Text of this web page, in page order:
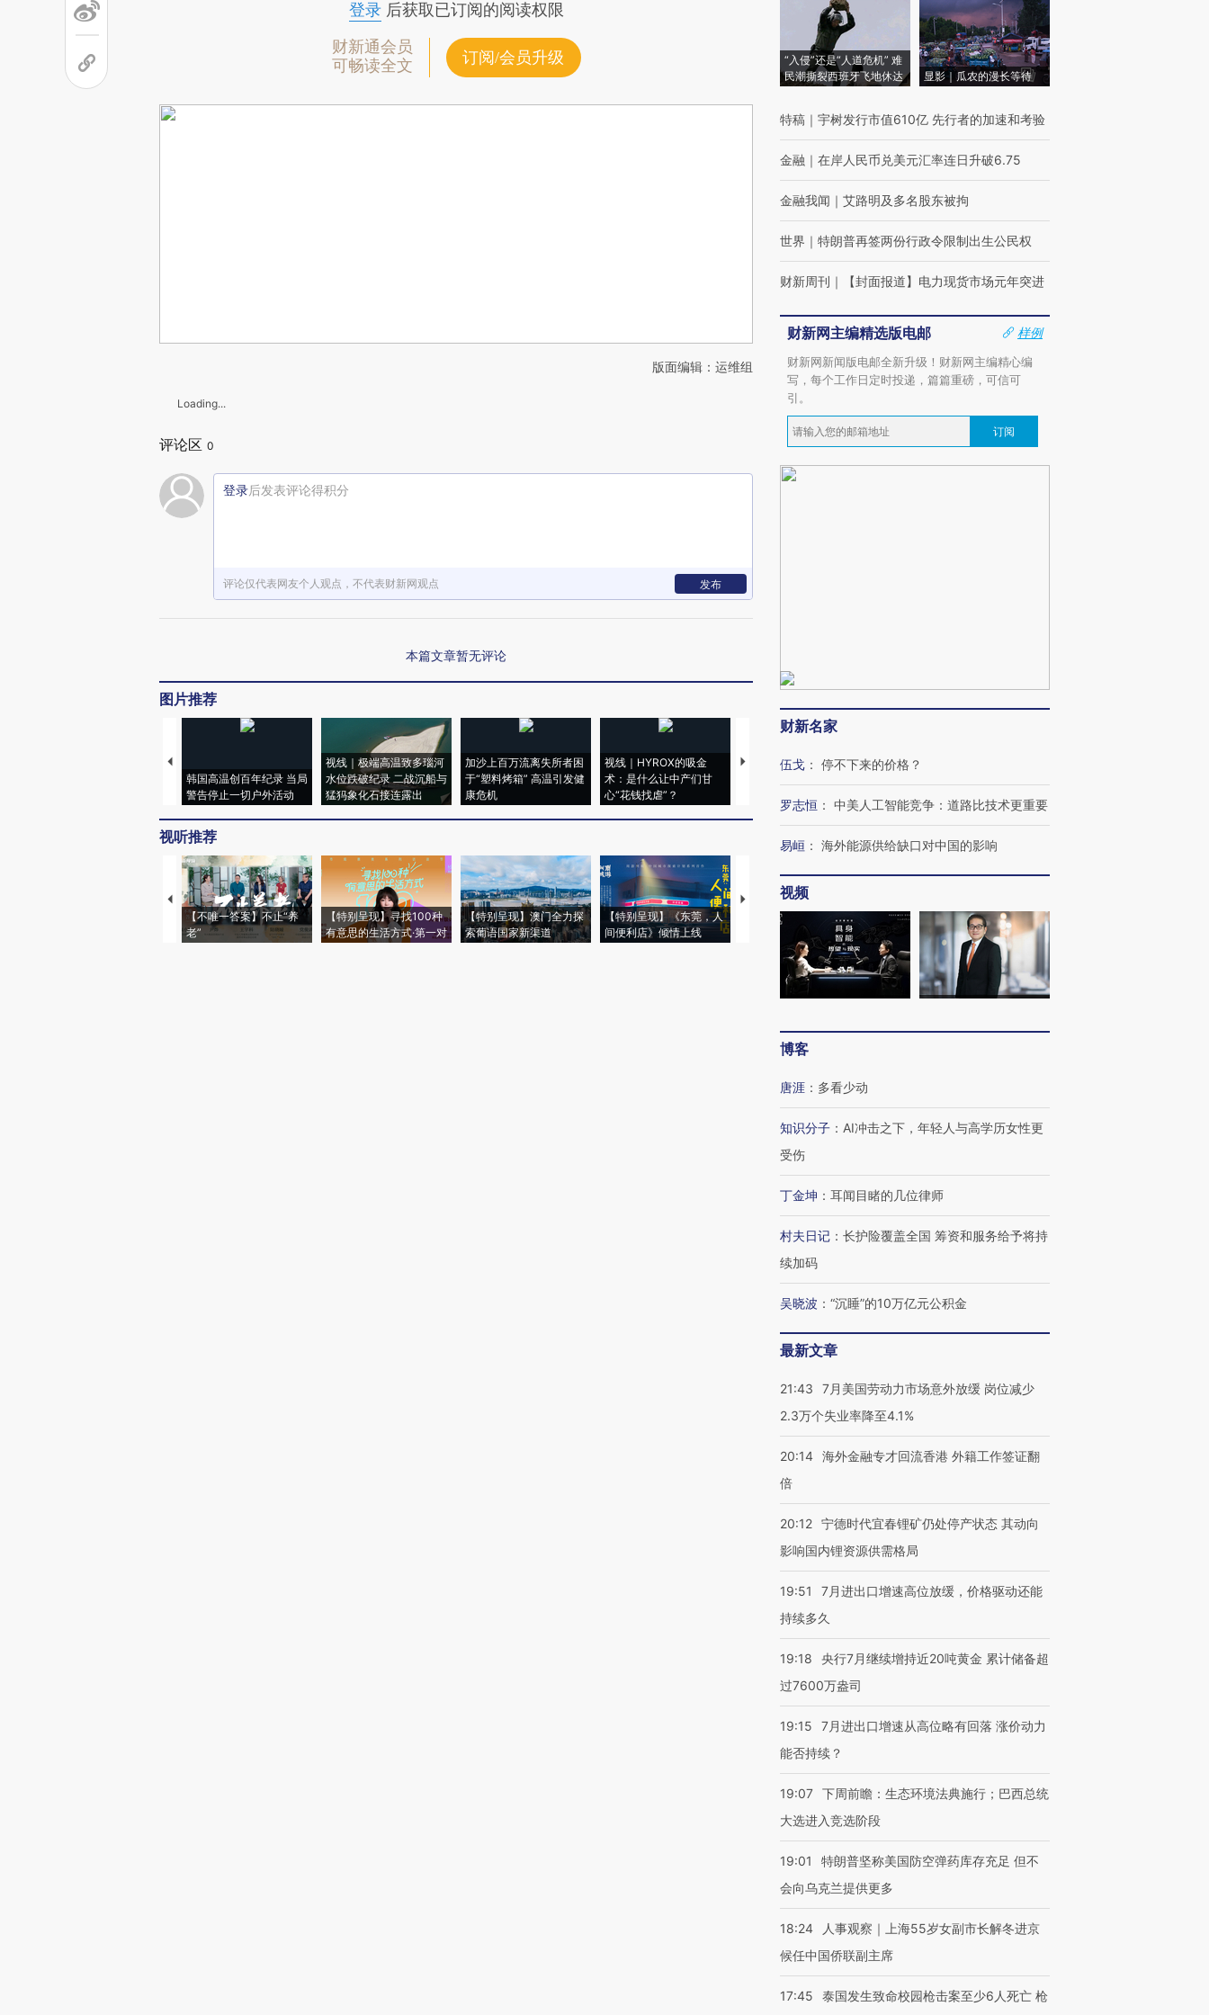
登录后获取已订阅的阅读权限
财新通会员
可畅读全文
订阅/会员升级
版面编辑：运维组
Loading...
评论区 0
登录后发表评论得积分
评论仅代表网友个人观点，不代表财新网观点 发布
本篇文章暂无评论
图片推荐
韩国高温创百年纪录 当局
警告停止一切户外活动
视线｜极端高温致多瑙河
水位跌破纪录 二战沉船与
猛犸象化石接连露出
加沙上百万流离失所者困
于“塑料烤箱” 高温引发健
康危机
视线｜HYROX的吸金
术：是什么让中产们甘
心“花钱找虐”？
马航飞行员跨国走私7万
视线｜被称为“蟑螂”的印
视听推荐
【不唯一答案】不止“养
老”
【特别呈现】寻找100种
有意思的生活方式·第一对
【特别呈现】澳门全力探
索葡语国家新渠道
【特别呈现】《东莞，人
间便利店》倾情上线
【推广】走进第四届链博
会，让数智科技“链”接产
【特别呈现】寻找100种
有意思的生活方式·第三对
CFO：不靠规模取胜，华
住三大增长引擎是什么？
“入侵”还是“人道危机” 难
民潮撕裂西班牙飞地休达
显影｜瓜农的漫长等待
特稿 ｜ 宇树发行市值610亿 先行者的加速和考验
金融 ｜ 在岸人民币兑美元汇率连日升破6.75
金融我闻 ｜ 艾路明及多名股东被拘
世界 ｜ 特朗普再签两份行政令限制出生公民权
财新周刊 ｜ 【封面报道】电力现货市场元年突进
财新网主编精选版电邮
样例
财新网新闻版电邮全新升级！财新网主编精心编
写，每个工作日定时投递，篇篇重磅，可信可
引。
订阅
财新名家
伍戈 ： 停不下来的价格？
罗志恒 ： 中美人工智能竞争：道路比技术更重要
易峘 ： 海外能源供给缺口对中国的影响
视频
博客
唐涯 ： 多看少动
知识分子 ： AI冲击之下，年轻人与高学历女性更
受伤
丁金坤 ： 耳闻目睹的几位律师
村夫日记 ： 长护险覆盖全国 筹资和服务给予将持
续加码
吴晓波 ： “沉睡”的10万亿元公积金
最新文章
21:43
7月美国劳动力市场意外放缓 岗位减少
2.3万个失业率降至4.1%
20:14 海外金融专才回流香港 外籍工作签证翻
倍
20:12 宁德时代宜春锂矿仍处停产状态 其动向
影响国内锂资源供需格局
19:51
7月进出口增速高位放缓，价格驱动还能
持续多久
19:18
央行7月继续增持近20吨黄金 累计储备超
过7600万盎司
19:15
7月进出口增速从高位略有回落 涨价动力
能否持续？
19:07 下周前瞻：生态环境法典施行；巴西总统
大选进入竞选阶段
19:01
特朗普坚称美国防空弹药库存充足 但不
会向乌克兰提供更多
18:24
人事观察｜上海55岁女副市长解冬进京
候任中国侨联副主席
17:45 泰国发生致命校园枪击案至少6人死亡 枪